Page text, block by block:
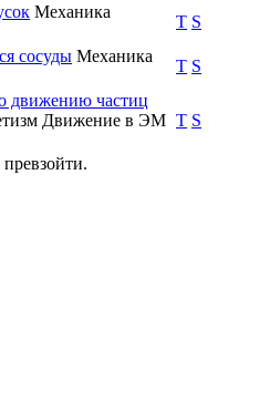
Механика
T S
сосуды Механика
T S
движению частиц
Движение в ЭМ T S